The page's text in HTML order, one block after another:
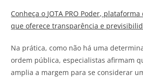
Conheça o JOTA PRO Poder,
que oferece transparência e
Na prática, como não há uma
ordem pública, especialistas afirmam
amplia a margem para se considerar